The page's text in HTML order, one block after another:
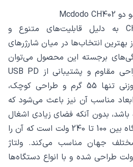
شارژر مک دودو CH-402 به دلیل قابلیت‌های متنوع و
بهترین انتخاب‌ها در میان شارژرهای
برجسته این محصول می‌توان
به فناوری شارژ سریع، طراحی مقاوم و پشتیبانی از USB PD
اشاره کرد. این شارژر با وزنی تنها 55 گرم و طراحی کوچک،
مناسب آن نیز باعث می‌شود که
باشد، بدون آنکه فضای زیادی اشغال
کند. ولتاژ ورودی این دستگاه بین 100 تا 240 ولت است که آن را
جهان مناسب می‌کند. ولتاژ
خروجی نیز به صورت 5.0 ولت طراحی شده و با انواع دستگاه‌ها